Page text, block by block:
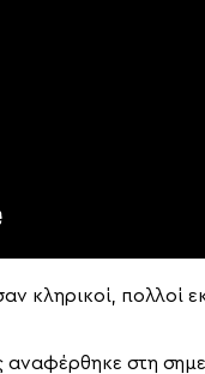
κληρικοί,
στη